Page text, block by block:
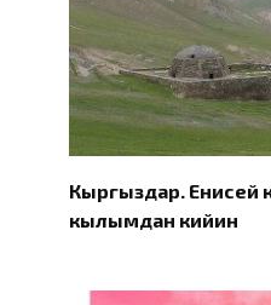
Кыргыздар. Eнисей
кылымдан кийин